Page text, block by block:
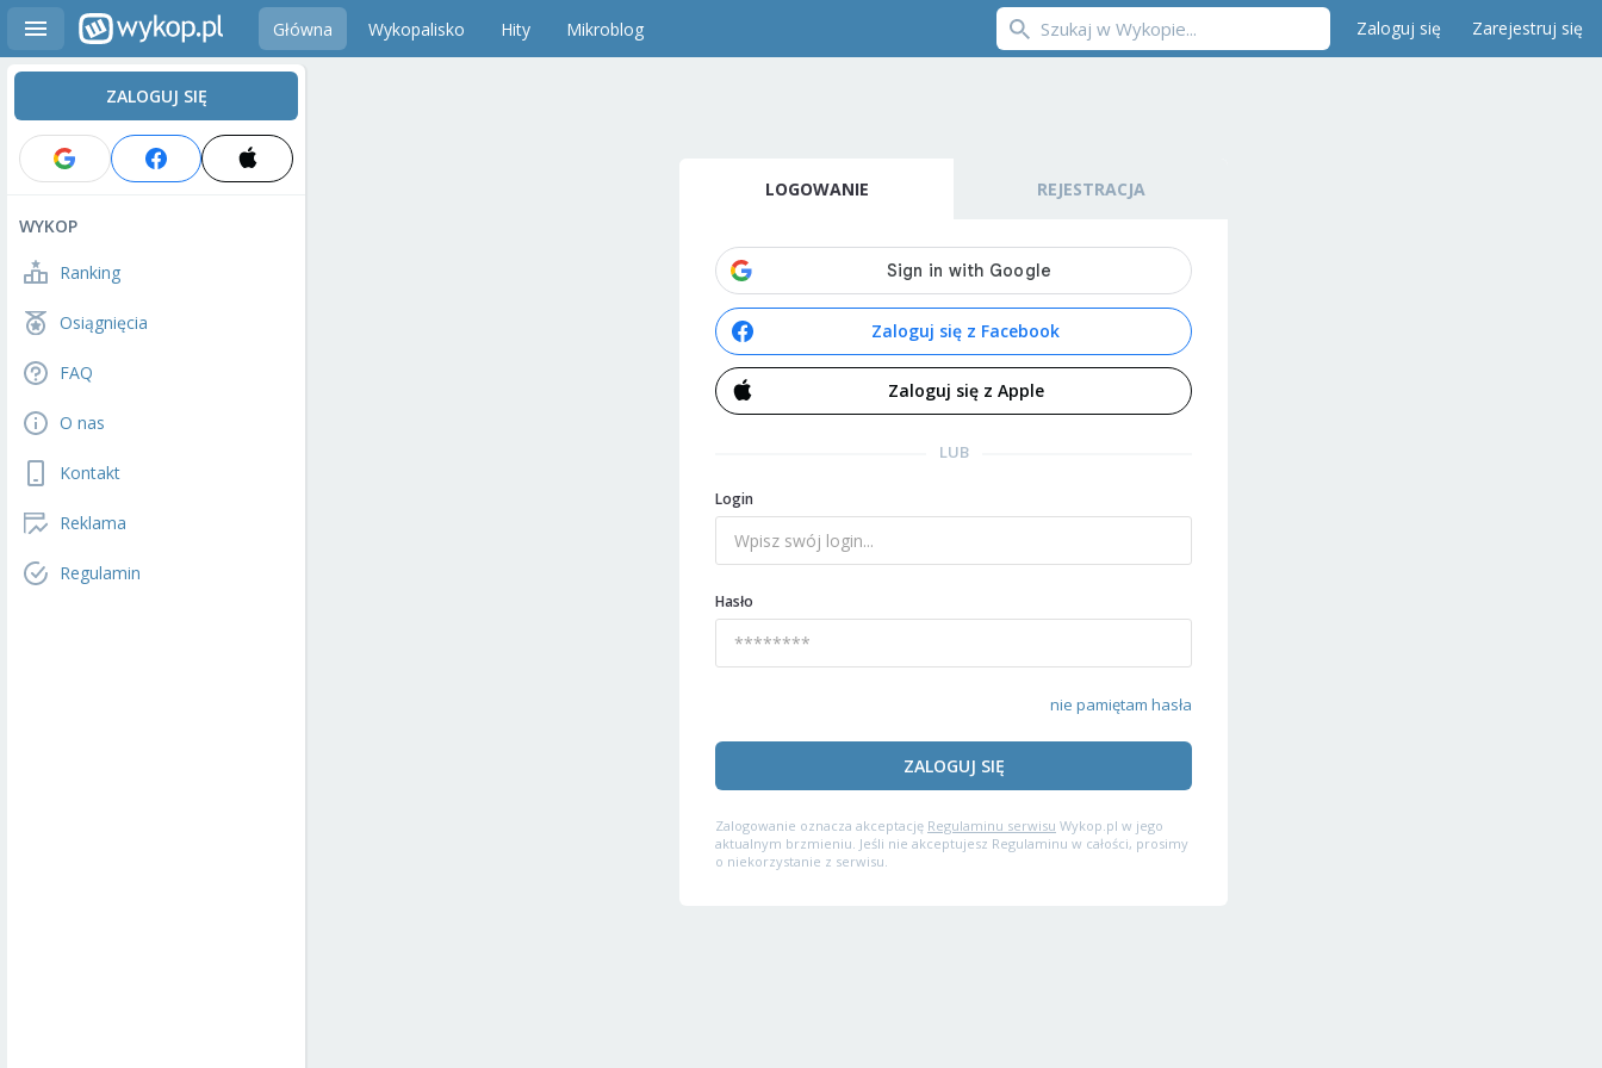
Główna Wykopalisko Hity Mikroblog Zaloguj się Zarejestruj się
ZALOGUJ SIĘ
WYKOP
Ranking
Osiągnięcia
FAQ
O nas
Kontakt
Reklama
Regulamin
LOGOWANIE REJESTRACJA
Zaloguj się z Facebook
Zaloguj się z Apple
LUB
Login
Hasło
nie pamiętam hasła
ZALOGUJ SIĘ
Zalogowanie oznacza akceptację Regulaminu serwisu Wykop.pl w jego
aktualnym brzmieniu. Jeśli nie akceptujesz Regulaminu w całości, prosimy
o niekorzystanie z serwisu.